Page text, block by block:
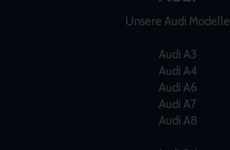
Unsere Audi Modelle
Audi A3
Audi A4
Audi A6
Audi A7
Audi A8